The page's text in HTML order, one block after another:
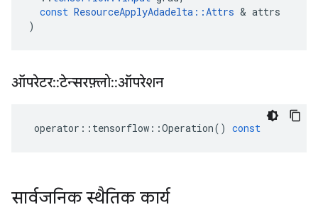
const ResourceApplyAdadelta ::Attrs & attrs
)
ऑपरेटर::टेन्सरफ़्लो::ऑपरेशन
operator :: tensorflow ::Operation() const
सार्वजनिक स्थैतिक कार्य